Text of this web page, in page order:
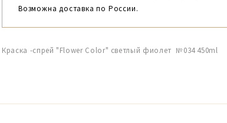
Возможна доставка по России.
Краска -спрей "Flower Color" светлый фиолет №034 450ml